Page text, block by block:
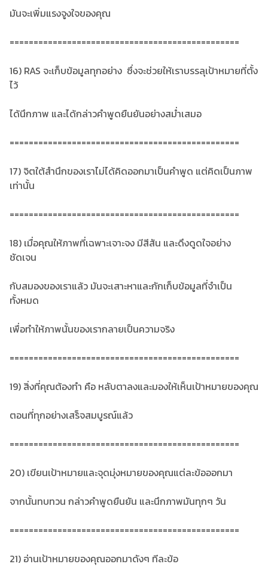
มันจะเพิ่มแรงจูงใจของคุณ
================================================
16) RAS จะเก็บข้อมูลทุกอย่าง ซึ่งจะช่วยให้เราบรรลุเป้าหมายที่ตั้ง
ไว้
ได้นึกภาพ และได้กล่าวคำพูดยืนยันอย่างสม่ำเสมอ
================================================
17) จิตใต้สำนึกของเราไม่ได้คิดออกมาเป็นคำพูด แต่คิดเป็นภาพ
เท่านั้น
================================================
18) เมื่อคุณให้ภาพที่เฉพาะเจาะจง มีสีสัน และดึงดูดใจอย่าง
ชัดเจน
กับสมองของเราแล้ว มันจะเสาะหาและกักเก็บข้อมูลที่จำเป็น
ทั้งหมด
เพื่อทำให้ภาพนั้นของเรากลายเป็นความจริง
================================================
19) สิ่งที่คุณต้องทำ คือ หลับตาลงและมองให้เห็นเป้าหมายของคุณ
ตอนที่ทุกอย่างเสร็จสมบูรณ์แล้ว
================================================
20) เขียนเป้าหมายและจุดมุ่งหมายของคุณแต่ละข้อออกมา
จากนั้นทบทวน กล่าวคำพูดยืนยัน และนึกภาพมันทุกๆ วัน
================================================
21) อ่านเป้าหมายของคุณออกมาดังๆ ทีละข้อ